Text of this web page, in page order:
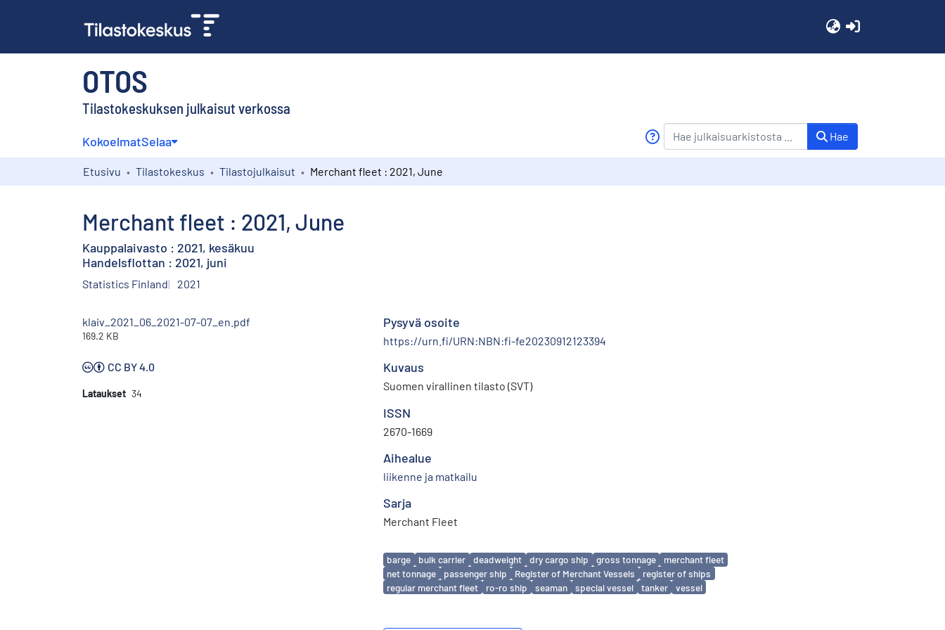
OTOS
Tilastokeskuksen julkaisut verkossa
KokoelmatSelaa Hae
Etusivu Tilastokeskus Tilastojulkaisut Merchant fleet : 2021, June
Merchant fleet : 2021, June
Kauppalaivasto : 2021, kesäkuu
Handelsflottan : 2021, juni
Statistics Finland 2021
klaiv_2021_06_2021-07-07_en.pdf
169.2 KB
CC BY 4.0
Lataukset 34
Pysyvä osoite
https://urn.fi/URN:NBN:fi-fe20230912123394
Kuvaus
Suomen virallinen tilasto (SVT)
ISSN
2670-1669
Aihealue
liikenne ja matkailu
Sarja
Merchant Fleet
Avainsanat
barge bulk carrier deadweight dry cargo ship gross tonnage
merchant fleet
net tonnage
passenger ship Register of Merchant Vessels
register of ships
regular merchant fleet
ro-ro ship seaman special vessel tanker vessel